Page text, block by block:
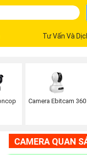
Tư Vấn Và
Camera Ebitcam 360
CAMERA QUAN